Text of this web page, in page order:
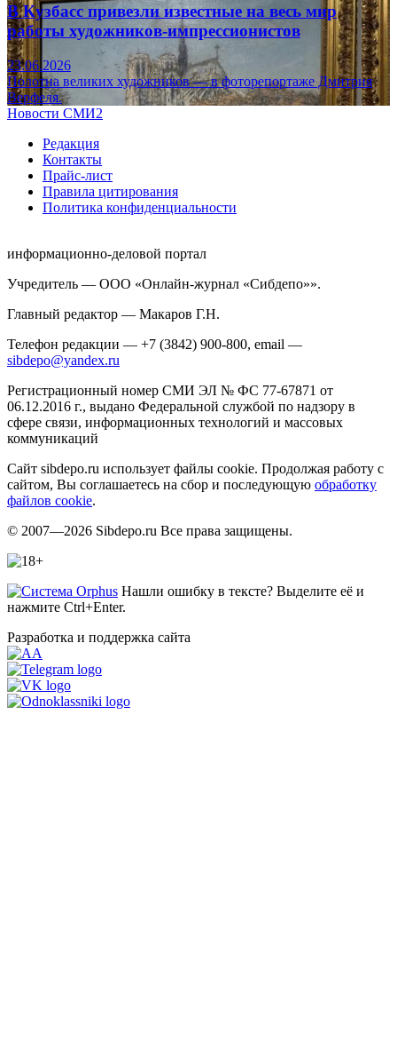
В Кузбасс привезли известные на весь мир
работы художников-импрессионистов
23.06.2026
Полотна великих художников — в фоторепортаже Дмитрия
Верфеля.
Новости СМИ2
Редакция
Контакты
Прайс-лист
Правила цитирования
Политика конфиденциальности
информационно-деловой портал
Учредитель — ООО «Онлайн-журнал «Сибдепо»».
Главный редактор — Макаров Г.Н.
Телефон редакции — +7 (3842) 900-800, email —
sibdepo@yandex.ru
Регистрационный номер СМИ ЭЛ № ФС 77-67871 от
06.12.2016 г., выдано Федеральной службой по надзору в
сфере связи, информационных технологий и массовых
коммуникаций
Сайт sibdepo.ru использует файлы cookie. Продолжая работу с
сайтом, Вы соглашаетесь на сбор и последующую обработку
файлов cookie.
© 2007—2026 Sibdepo.ru Все права защищены.
Нашли ошибку в тексте? Выделите её и
нажмите Ctrl+Enter.
Разработка и поддержка сайта